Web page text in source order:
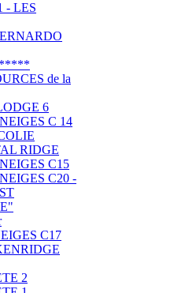
- LES
*****
de la
6
C 14
RIDGE
C15
C20 -
C17
2